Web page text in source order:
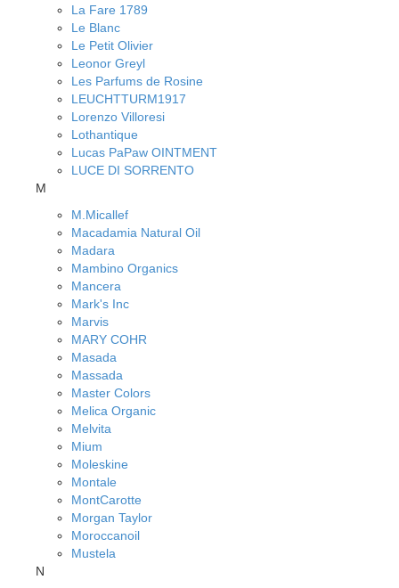
La Fare 1789
Le Blanc
Le Petit Olivier
Leonor Greyl
Les Parfums de Rosine
LEUCHTTURM1917
Lorenzo Villoresi
Lothantique
Lucas PaPaw OINTMENT
LUCE DI SORRENTO
M
M.Micallef
Macadamia Natural Oil
Madara
Mambino Organics
Mancera
Mark's Inc
Marvis
MARY COHR
Masada
Massada
Master Colors
Melica Organic
Melvita
Mium
Moleskine
Montale
MontCarotte
Morgan Taylor
Moroccanoil
Mustela
N